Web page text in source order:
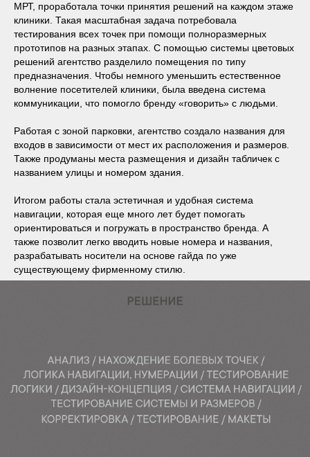
МРТ, проработала точки принятия решений на каждом этаже
клиники. Такая масштабная задача потребовала
тестирования всех точек при помощи полноразмерных
прототипов на разных этапах. С помощью системы цветовых
решений агентство разделило помещения по типу
предназначения. Чтобы немного уменьшить естественное
волнение посетителей клиники, была введена система
коммуникации, что помогло бренду «говорить» с людьми.
Работая с зоной парковки, агентство создало названия для
входов в зависимости от мест их расположения и размеров.
Также продуманы места размещения и дизайн табличек с
названием улицы и номером здания.
Итогом работы стала эстетичная и удобная система
навигации, которая еще много лет будет помогать
ориентироваться и погружать в пространство бренда. А
также позволит легко вводить новые номера и названия,
разрабатывать носители на основе гайда по уже
существующему фирменному стилю.